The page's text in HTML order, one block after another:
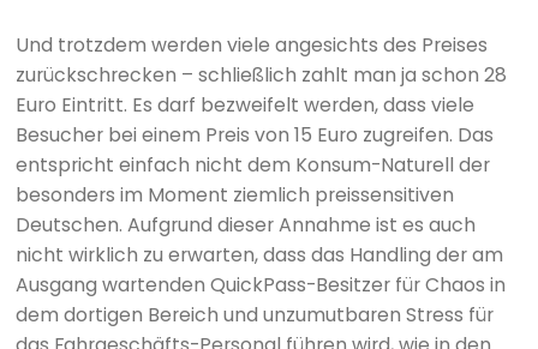
Und trotzdem werden viele angesichts des Preises
zurückschrecken – schließlich zahlt man ja schon 28
Euro Eintritt. Es darf bezweifelt werden, dass viele
Besucher bei einem Preis von 15 Euro zugreifen. Das
entspricht einfach nicht dem Konsum-Naturell der
besonders im Moment ziemlich preissensitiven
Deutschen. Aufgrund dieser Annahme ist es auch
nicht wirklich zu erwarten, dass das Handling der am
Ausgang wartenden QuickPass-Besitzer für Chaos in
dem dortigen Bereich und unzumutbaren Stress für